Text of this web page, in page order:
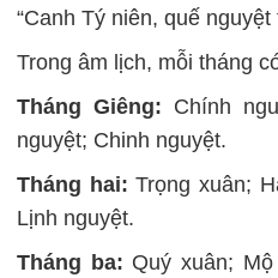
“Canh Tý niên, quế
Trong âm lịch, mỗi tháng
Tháng Giêng: Chính
nguyệt; Chinh nguyệt.
Tháng hai:Trọng xuân;
Lịnh nguyệt.
Tháng ba: Quý xuân;